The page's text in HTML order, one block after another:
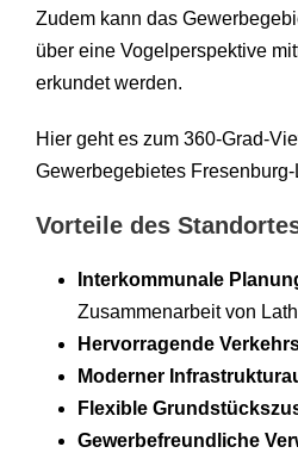
Zudem kann das
über eine Vogelperspektive
erkundet werden.
Hier geht es zum 360-Grad-
Gewerbegebietes Fresenburg-
Vorteile des
Interkommunale
Zusammenarbeit von
Hervorragende
Moderner
Flexible
Gewerbefreundliche